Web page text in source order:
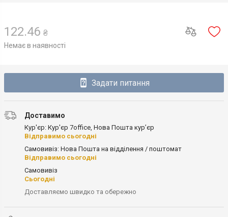
122.46 ₴
Немає в наявності
Задати питання
Доставимо
Кур'єр: Кур'єр 7office, Нова Пошта кур’єр
Відправимо сьогодні
Самовивіз: Нова Пошта на відділення / поштомат
Відправимо сьогодні
Самовивіз
Сьогодні
Доставляємо швидко та обережно